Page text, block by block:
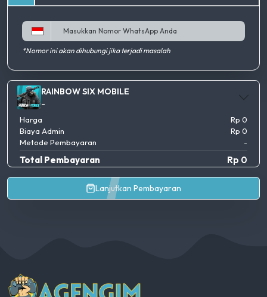
*Nomor ini akan dihubungi jika terjadi masalah
RAINBOW SIX MOBILE
-
Harga
Rp 0
Biaya Admin
Rp 0
Metode Pembayaran
-
Total Pembayaran Rp 0
Lanjutkan Pembayaran
AgenGim